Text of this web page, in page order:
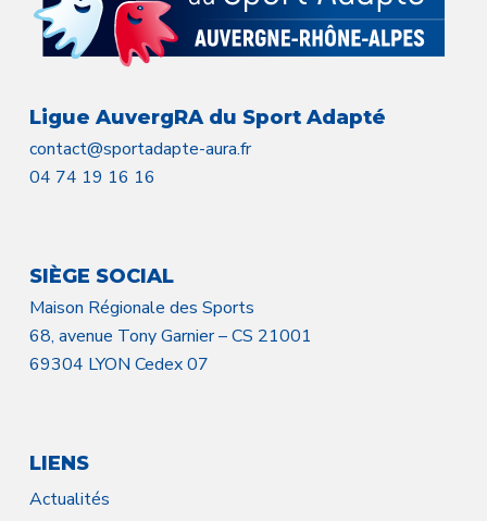
Ligue AuvergRA du Sport Adapté
contact@sportadapte-aura.fr
04 74 19 16 16
SIÈGE SOCIAL
Maison Régionale des Sports
68, avenue Tony Garnier – CS 21001
69304 LYON Cedex 07
LIENS
Actualités